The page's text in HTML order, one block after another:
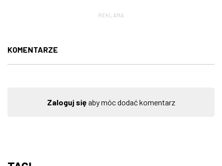
REKLAMA
KOMENTARZE
Zaloguj sięaby móc dodać komentarz